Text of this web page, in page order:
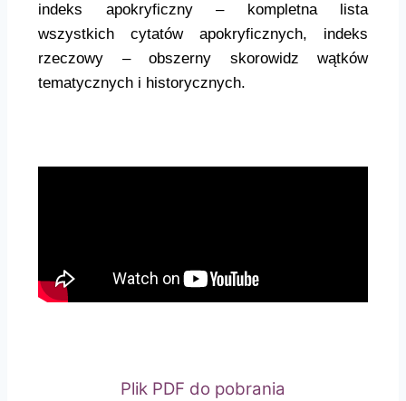
indeks apokryficzny – kompletna lista
wszystkich cytatów apokryficznych, indeks
rzeczowy – obszerny skorowidz wątków
tematycznych i historycznych.
Plik PDF do pobrania